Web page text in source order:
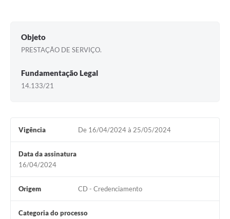
Objeto
PRESTAÇÃO DE SERVIÇO.
Fundamentação Legal
14.133/21
Vigência De 16/04/2024 à 25/05/2024
Data da assinatura
16/04/2024
Origem CD - Credenciamento
Categoria do processo